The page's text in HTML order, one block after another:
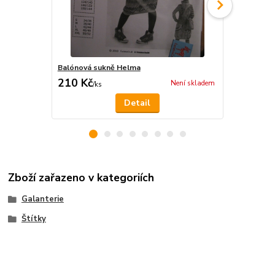
Balónová sukně Helma
210 Kč/ks Není skladem
Detail
Zboží zařazeno v kategoriích
Galanterie
Štítky